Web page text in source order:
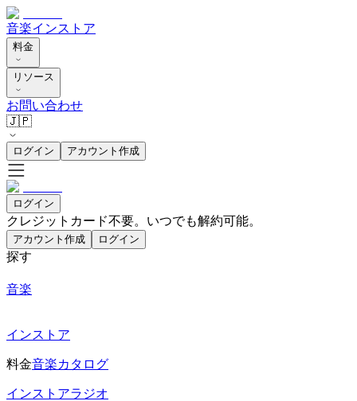
音楽インストア
料金
リソース
お問い合わせ
🇯🇵
ログイン アカウント作成
ログイン
クレジットカード不要。いつでも解約可能。
アカウント作成 ログイン
探す
音楽
インストア
料金音楽カタログ
インストアラジオ